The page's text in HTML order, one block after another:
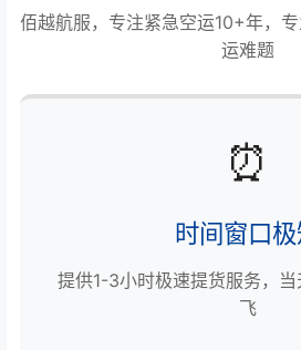
佰越航服，专注紧急空运10+年，
运难题
⏰
时间窗口
提供1-3小时极速提货服务，
飞